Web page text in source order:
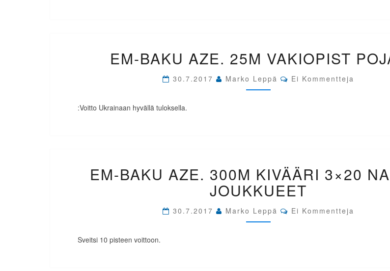
BAKU
AZE.
VAKIOPIST
POJAT
EM-BAKU AZE. 25M VAKIOPIST
30.7.2017 Marko Leppä Comments
Ei Kommentteja
:Voitto Ukrainaan hyvällä tuloksella.
BAKU
AZE.
300M
KIVÄÄRI
3×20
NAISET
EM-BAKU AZE. 300M KIVÄÄRI 3×20
JOUKKUEET
30.7.2017 Marko Leppä Comments
Ei Kommentteja
Sveitsi 10 pisteen voittoon.